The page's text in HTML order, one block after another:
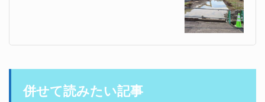
併せて読みたい記事